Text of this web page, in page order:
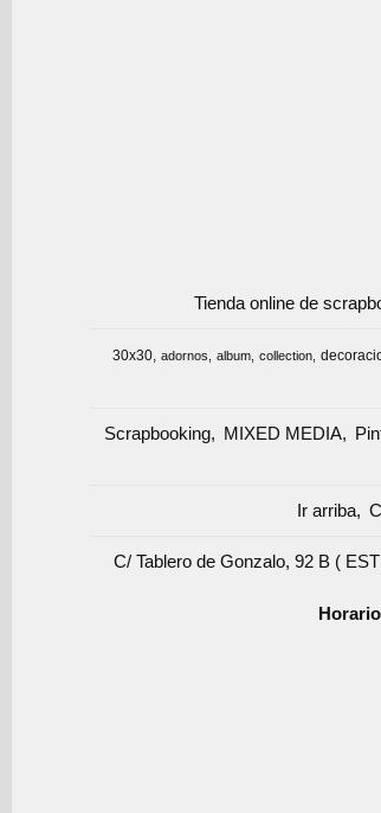
Tienda online de
30x30 adornos album collection
Scrapbooking MIXED MEDIA
Ir arriba
C/ Tablero de Gonzalo, 92 B (